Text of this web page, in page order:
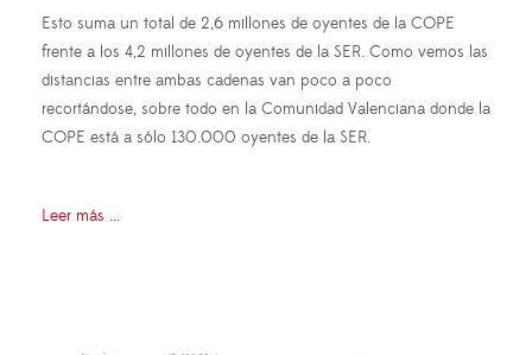
Esto suma un total de 2,6 millones de oyentes de la COPE
frente a los 4,2 millones de oyentes de la SER. Como vemos las
distancias entre ambas cadenas van poco a poco
recortándose, sobre todo en la Comunidad Valenciana donde la
COPE está a sólo 130.000 oyentes de la SER.
Leer más ...